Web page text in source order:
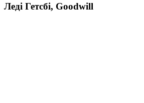
Леді Гетсбі, Goodwill